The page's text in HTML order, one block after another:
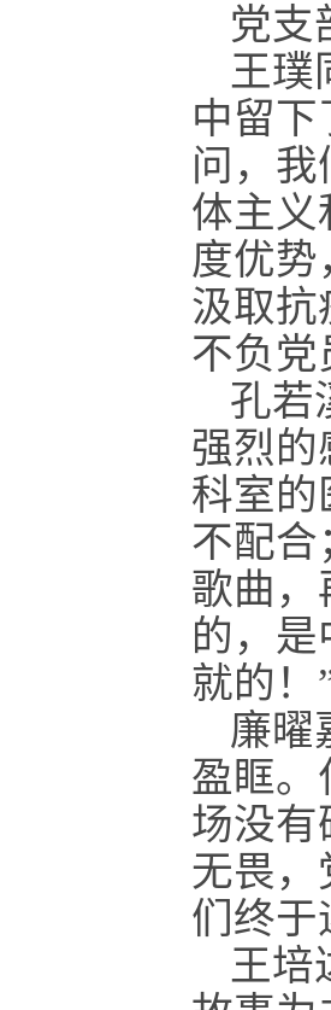
党支
王璞
中留
问，我
体主义
度优势
汲取抗
不负党
孔若
强烈的
科室的
不配合
歌曲，
的，
就的！
廉曜
盈眶。
场没有
无畏，
们终于
王培